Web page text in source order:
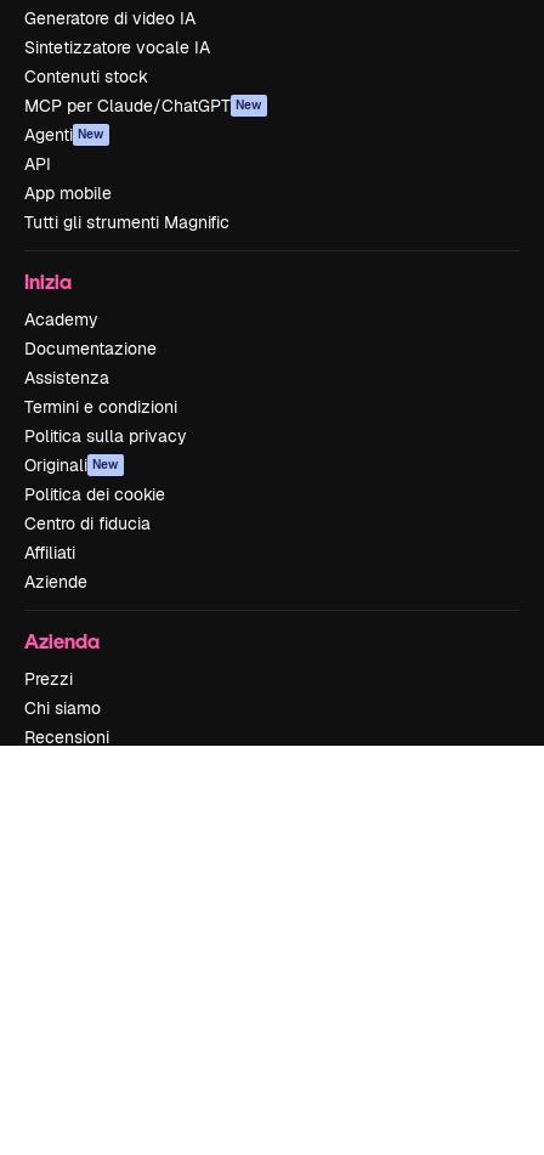
Generatore di video IA
Sintetizzatore vocale IA
Contenuti stock
MCP per Claude/ChatGPT New
Agenti New
API
App mobile
Tutti gli strumenti Magnific
Inizia
Academy
Documentazione
Assistenza
Termini e condizioni
Politica sulla privacy
Originali New
Politica dei cookie
Centro di fiducia
Affiliati
Aziende
Azienda
Prezzi
Chi siamo
Recensioni